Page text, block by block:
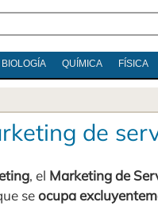
BIOLOGÍA QUÍMICA FÍSICA
de
, el Marketing de
seocupa